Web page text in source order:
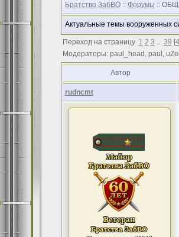
Братство ЗабВО:: Форумы ::
Актуальные темы вооруженных
Переход на страницу 1 2 3 ... 39 [
Модераторы: paul_head, paul,
Автор
rudncmt